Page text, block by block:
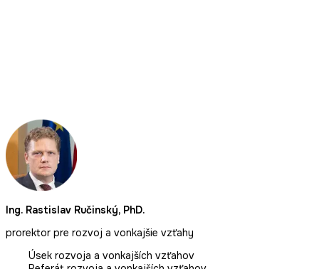
Ing. Rastislav Ručinský, PhD.
prorektor pre rozvoj a vonkajšie vzťahy
Úsek rozvoja a vonkajších vzťahov